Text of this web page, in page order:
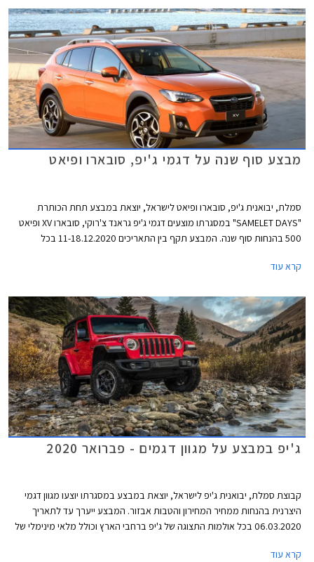
מבצע סוף שנה על דגמי ג'יפ, סובארו ופיאט
סמלת, יבואנית ג'יפ, סובארו ופיאט לישראל, יוצאת במבצע תחת הכותרת
"SAMELET DAYS" במסגרתו מוצעים דגמי ג'יפ גראנד צ'רוקי, סובארו XV ופיאט
500 בהנחות סוף שנה. המבצע תקף בין התאריכים 11-18.12.2020 בכל
קרא עוד
ג'יפ במבצע על מגוון דגמים - פברואר 2020
קבוצת סמלת, יבואנית ג'יפ לישראל, יוצאת במבצע במסגרתו יוצעו מגוון דגמי
היצרנית בהנחות ממחיר המחירון והטבות אבזור. המבצע ייערך עד לתאריך
06.03.2020 בכל אולמות התצוגה של ג'יפ ברחבי הארץ וכולל מלאי מינימלי של
קרא עוד